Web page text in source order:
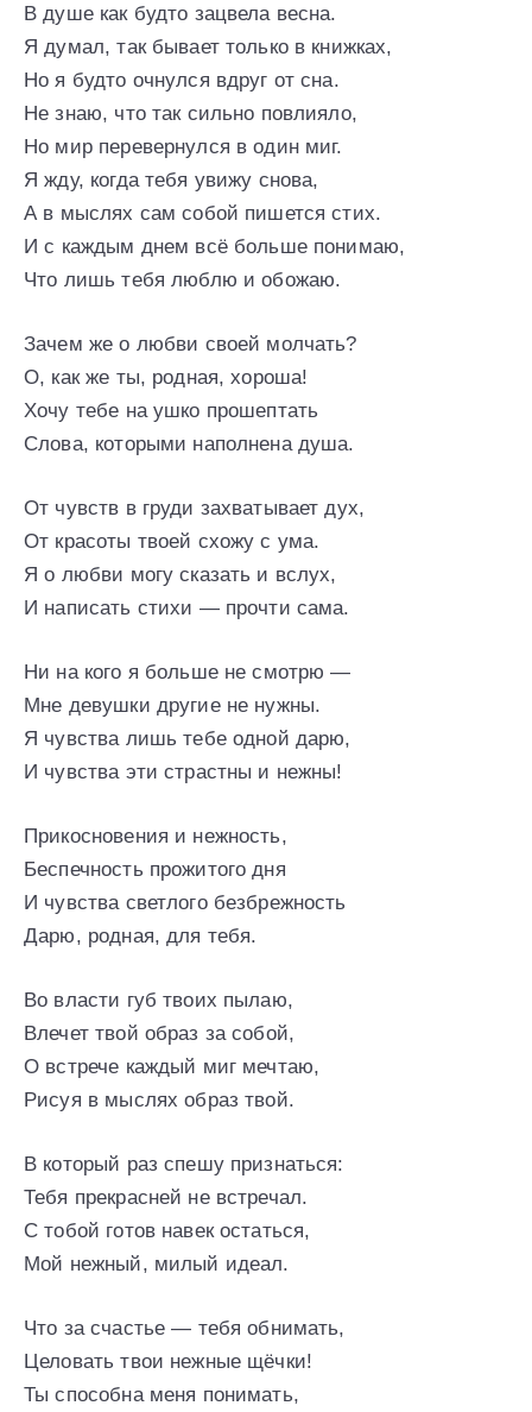
В душе как будто зацвела весна.
Я думал, так бывает только в книжках,
Но я будто очнулся вдруг от сна.
Не знаю, что так сильно повлияло,
Но мир перевернулся в один миг.
Я жду, когда тебя увижу снова,
А в мыслях сам собой пишется стих.
И с каждым днем всё больше понимаю,
Что лишь тебя люблю и обожаю.
Зачем же о любви своей молчать?
О, как же ты, родная, хороша!
Хочу тебе на ушко прошептать
Слова, которыми наполнена душа.
От чувств в груди захватывает дух,
От красоты твоей схожу с ума.
Я о любви могу сказать и вслух,
И написать стихи — прочти сама.
Ни на кого я больше не смотрю —
Мне девушки другие не нужны.
Я чувства лишь тебе одной дарю,
И чувства эти страстны и нежны!
Прикосновения и нежность,
Беспечность прожитого дня
И чувства светлого безбрежность
Дарю, родная, для тебя.
Во власти губ твоих пылаю,
Влечет твой образ за собой,
О встрече каждый миг мечтаю,
Рисуя в мыслях образ твой.
В который раз спешу признаться:
Тебя прекрасней не встречал.
С тобой готов навек остаться,
Мой нежный, милый идеал.
Что за счастье — тебя обнимать,
Целовать твои нежные щёчки!
Ты способна меня понимать,